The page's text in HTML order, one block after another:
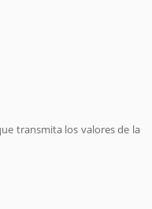
transmita los valores de la